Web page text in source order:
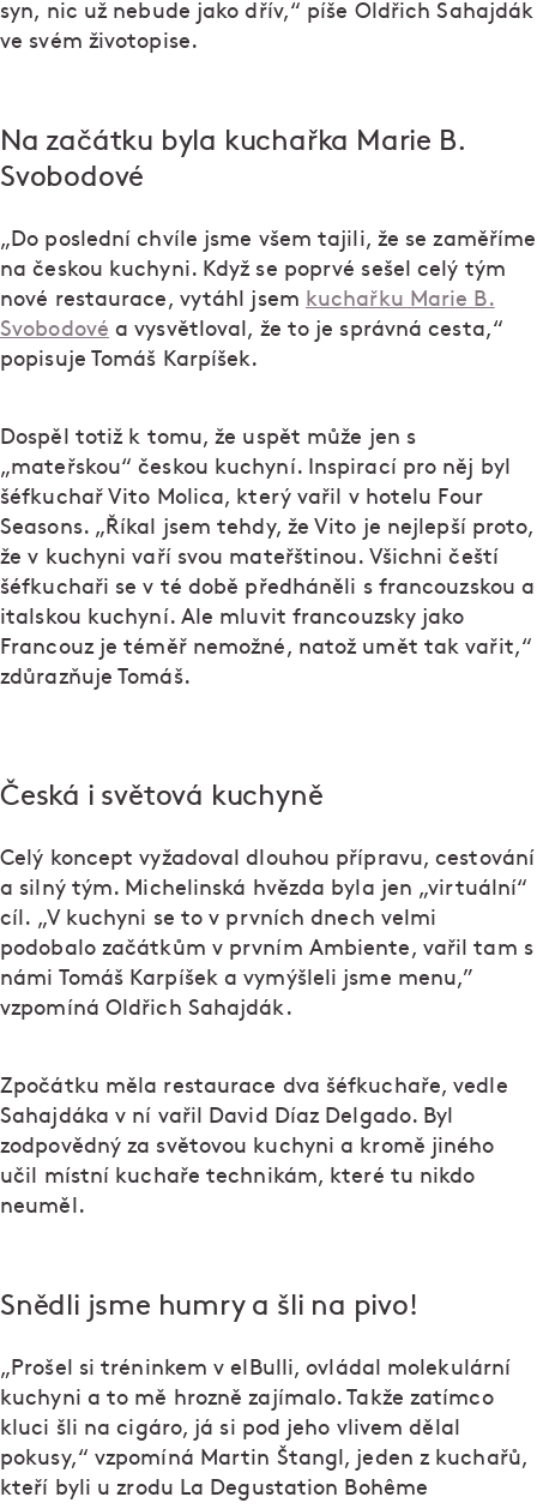
syn, nic už nebude jako dřív,“ píše Oldřich Sahajdák
ve svém životopise.
Na začátku byla kuchařka Marie B.
Svobodové
„Do poslední chvíle jsme všem tajili, že se zaměříme
na českou kuchyni. Když se poprvé sešel celý tým
nové restaurace, vytáhl jsem kuchařku Marie B.
Svobodové a vysvětloval, že to je správná cesta,“
popisuje Tomáš Karpíšek.
Dospěl totiž k tomu, že uspět může jen s
„mateřskou“ českou kuchyní. Inspirací pro něj byl
šéfkuchař Vito Molica, který vařil v hotelu Four
Seasons. „Říkal jsem tehdy, že Vito je nejlepší proto,
že v kuchyni vaří svou mateřštinou. Všichni čeští
šéfkuchaři se v té době předháněli s francouzskou a
italskou kuchyní. Ale mluvit francouzsky jako
Francouz je téměř nemožné, natož umět tak vařit,“
zdůrazňuje Tomáš.
Česká i světová kuchyně
Celý koncept vyžadoval dlouhou přípravu, cestování
a silný tým. Michelinská hvězda byla jen „virtuální“
cíl. „V kuchyni se to v prvních dnech velmi
podobalo začátkům v prvním Ambiente, vařil tam s
námi Tomáš Karpíšek a vymýšleli jsme menu,”
vzpomíná Oldřich Sahajdák.
Zpočátku měla restaurace dva šéfkuchaře, vedle
Sahajdáka v ní vařil David Díaz Delgado. Byl
zodpovědný za světovou kuchyni a kromě jiného
učil místní kuchaře technikám, které tu nikdo
neuměl.
Snědli jsme humry a šli na pivo!
„Prošel si tréninkem v elBulli, ovládal molekulární
kuchyni a to mě hrozně zajímalo. Takže zatímco
kluci šli na cigáro, já si pod jeho vlivem dělal
pokusy,“ vzpomíná Martin Štangl, jeden z kuchařů,
kteří byli u zrodu La Degustation Bohême